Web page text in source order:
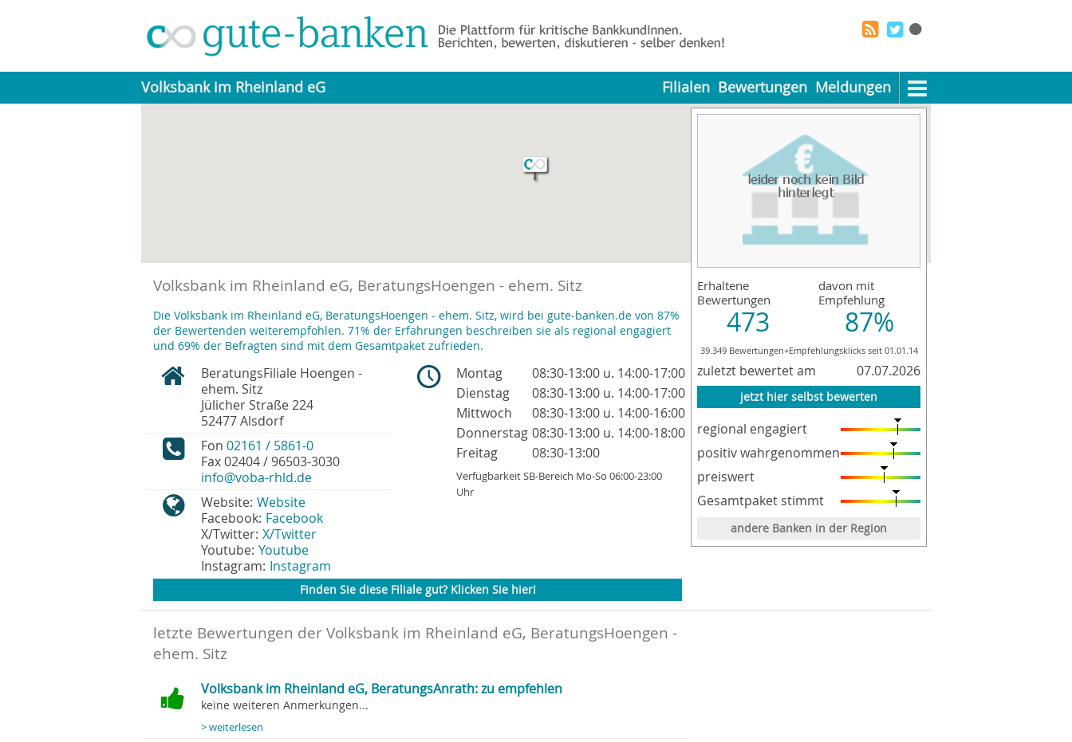
Volksbank im Rheinland eG Filialen Bewertungen Meldungen
Erhaltene
Bewertungen
473
davon mit
Empfehlung
87%
39.349 Bewertungen+Empfehlungsklicks seit 01.01.14
zuletzt bewertet am 07.07.2026
jetzt hier selbst bewerten
regional engagiert
positiv wahrgenommen
preiswert
Gesamtpaket stimmt
andere Banken in der Region
Volksbank im Rheinland eG, BeratungsHoengen - ehem. Sitz
Die Volksbank im Rheinland eG, BeratungsHoengen - ehem. Sitz, wird bei gute-banken.de von 87%
der Bewertenden weiterempfohlen. 71% der Erfahrungen beschreiben sie als regional engagiert
und 69% der Befragten sind mit dem Gesamtpaket zufrieden.
BeratungsFiliale Hoengen -
ehem. Sitz
Jülicher Straße 224
52477Alsdorf
Fon 02161 / 5861-0
Fax02404 / 96503-3030
info@voba-rhld.de
Website: Website
Facebook: Facebook
X/Twitter: X/Twitter
Youtube: Youtube
Instagram: Instagram
Montag
08:30-13:00 u. 14:00-17:00
Dienstag
08:30-13:00 u. 14:00-17:00
Mittwoch
08:30-13:00 u. 14:00-16:00
Donnerstag 08:30-13:00 u. 14:00-18:00
Freitag
08:30-13:00
Verfügbarkeit SB-Bereich Mo-So 06:00-23:00
Uhr
Finden Sie diese Filiale gut? Klicken Sie hier!
letzte Bewertungen der Volksbank im Rheinland eG, BeratungsHoengen -
ehem. Sitz
Volksbank im Rheinland eG, BeratungsAnrath: zu empfehlen
keine weiteren Anmerkungen...
> weiterlesen